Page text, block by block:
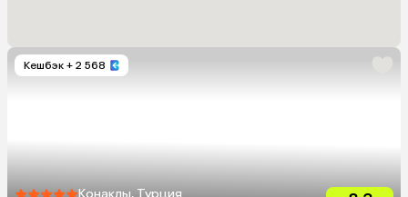
Кешбэк + 2 568
Конаклы, Турция